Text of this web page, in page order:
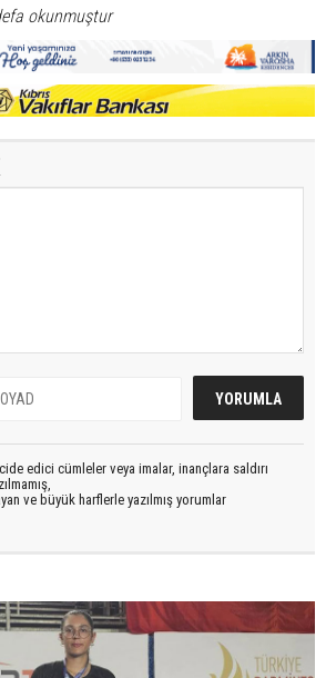
okunmuştur
edici cümleler veya imalar, inançlara saldırı
ve büyük harflerle yazılmış yorumlar